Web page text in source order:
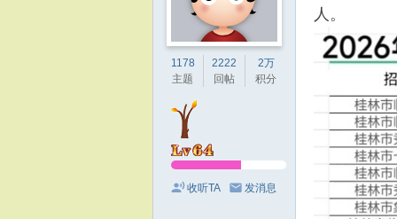
1178
主题
2222
回帖
2万
积分
收听TA 发消息
人。